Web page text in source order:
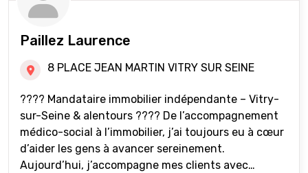
Paillez Laurence
8 PLACE JEAN MARTIN VITRY SUR SEINE
???? Mandataire immobilier indépendante – Vitry-
sur-Seine & alentours ???? De l’accompagnement
médico-social à l’immobilier, j’ai toujours eu à cœur
d’aider les gens à avancer sereinement.
Aujourd’hui, j’accompagne mes clients avec